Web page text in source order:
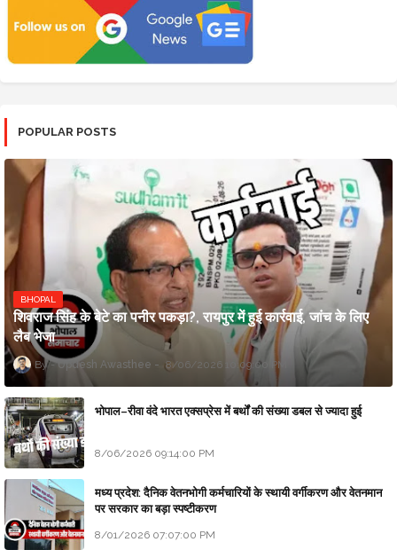
POPULAR POSTS
BHOPAL
शिवराज सिंह के बेटे का पनीर पकड़ा?, रायपुर में हुई कार्रवाई, जांच के लिए
लैब भेजा
Updesh Awasthee 8/06/2026 10:09:00 PM
भोपाल–रीवा वंदे भारत एक्सप्रेस में बर्थों की संख्या डबल से ज्यादा हुई
8/06/2026 09:14:00 PM
मध्य प्रदेश: दैनिक वेतनभोगी कर्मचारियों के स्थायी वर्गीकरण और वेतनमान
पर सरकार का बड़ा स्पष्टीकरण
8/01/2026 07:07:00 PM